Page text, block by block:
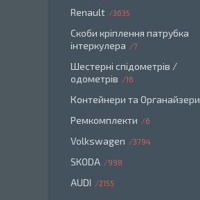
Renault 3635
Скоби кріплення патрубка
інтеркулера
7
Шестерні спідометрів /
одометрів
16
Контейнери та Органайзери
Ремкомплекти 6
Volkswagen 3794
SKODA 998
AUDI 2155